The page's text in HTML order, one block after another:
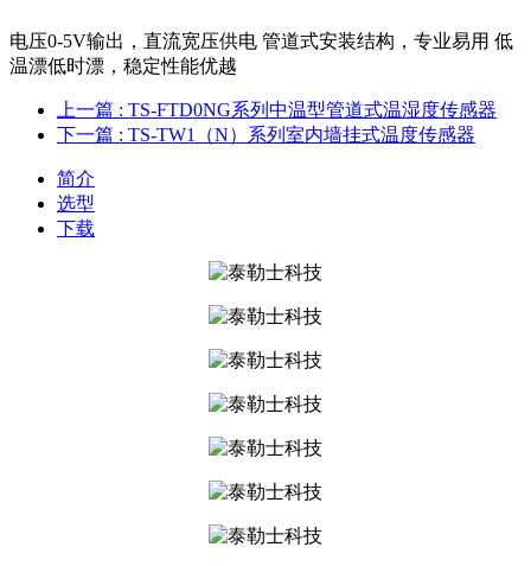
电压0-5V输出，直流宽压供电 管道式安装结构，专业易用 低
温漂低时漂，稳定性能优越
上一篇 : TS-FTD0NG系列中温型管道式温湿度传感器
下一篇 : TS-TW1（N）系列室内墙挂式温度传感器
简介
选型
下载